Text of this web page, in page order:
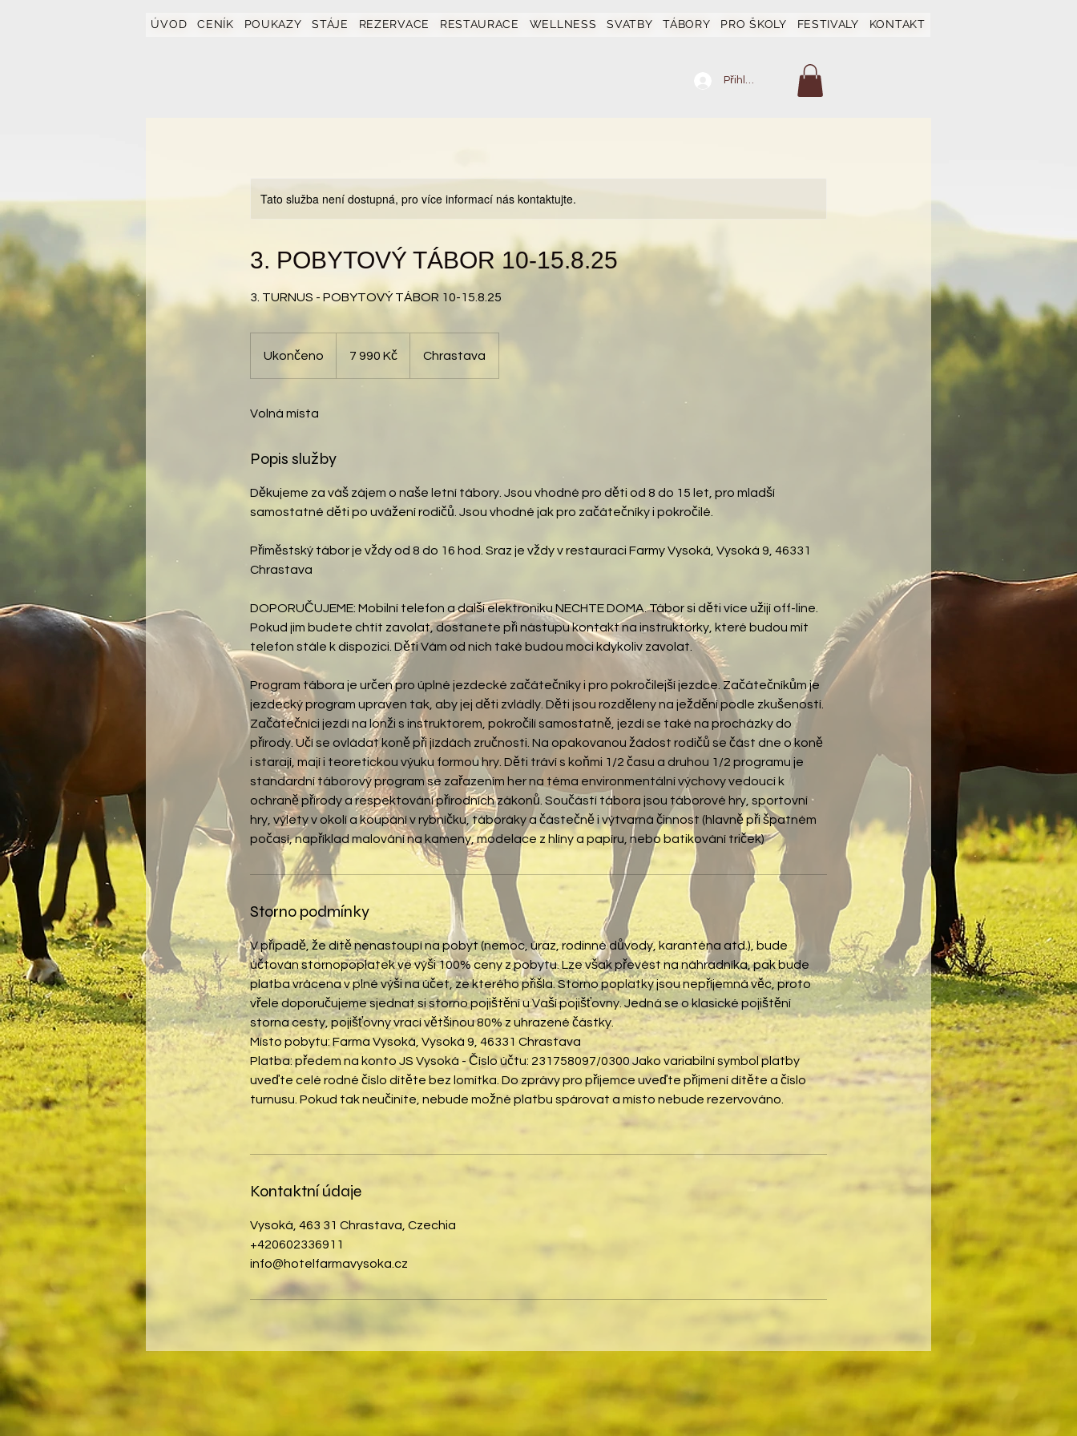
ÚVOD CENÍK POUKAZY STÁJE REZERVACE RESTAURACE WELLNESS SVATBY TÁBORY PRO ŠKOLY FESTIVALY KONTAKT
Přihlásit se
Tato služba není dostupná, pro více informací nás kontaktujte.
3. POBYTOVÝ TÁBOR 10-15.8.25
3. TURNUS - POBYTOVÝ TÁBOR 10-15.8.25
Ukončeno
n
o
korun7 990 Kč Chrastava
Volná místa
Popis služby
Děkujeme za váš zájem o naše letní tábory. Jsou vhodné pro děti od 8 do 15 let, pro mladší
samostatné děti po uvážení rodičů. Jsou vhodné jak pro začátečníky i pokročilé.
Příměstský tábor je vždy od 8 do 16 hod. Sraz je vždy v restauraci Farmy Vysoká, Vysoká 9, 46331
Chrastava
DOPORUČUJEME: Mobilní telefon a další elektroniku NECHTE DOMA. Tábor si děti více užijí off-line.
Pokud jim budete chtít zavolat, dostanete při nástupu kontakt na instruktorky, které budou mít
telefon stále k dispozici. Děti Vám od nich také budou moci kdykoliv zavolat.
Program tábora je určen pro úplné jezdecké začátečníky i pro pokročilejší jezdce. Začátečníkům je
jezdecký program upraven tak, aby jej děti zvládly. Děti jsou rozděleny na ježdění podle zkušeností.
Začátečníci jezdí na lonži s instruktorem, pokročilí samostatně, jezdí se také na procházky do
přírody. Učí se ovládat koně při jízdách zručnosti. Na opakovanou žádost rodičů se část dne o koně
i starají, mají i teoretickou výuku formou hry. Děti tráví s koňmi 1/2 času a druhou 1/2 programu je
standardní táborový program se zařazením her na téma environmentální výchovy vedoucí k
ochraně přírody a respektování přírodních zákonů. Součástí tábora jsou táborové hry, sportovní
hry, výlety v okolí a koupání v rybníčku, táboráky a částečně i výtvarná činnost (hlavně při špatném
Storno podmínky
V případě, že dítě nenastoupí na pobyt (nemoc, úraz, rodinné důvody, karanténa atd.), bude
účtován stornopoplatek ve výši 100% ceny z pobytu. Lze však převést na náhradníka, pak bude
platba vrácena v plné výši na účet, ze kterého přišla. Storno poplatky jsou nepříjemná věc, proto
vřele doporučujeme sjednat si storno pojištění u Vaší pojišťovny. Jedná se o klasické pojištění
storna cesty, pojišťovny vrací většinou 80% z uhrazené částky.
Místo pobytu: Farma Vysoká, Vysoká 9, 46331 Chrastava
Platba: předem na konto JS Vysoká - Číslo účtu: 231758097/0300 Jako variabilní symbol platby
uveďte celé rodné číslo dítěte bez lomítka. Do zprávy pro příjemce uveďte příjmení dítěte a číslo
turnusu. Pokud tak neučiníte, nebude možné platbu spárovat a místo nebude rezervováno.
Kontaktní údaje
Vysoká, 463 31 Chrastava, Czechia
+420602336911
info@hotelfarmavysoka.cz